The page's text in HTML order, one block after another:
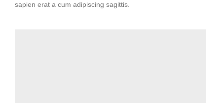
sapien erat a cum adipiscing sagittis.